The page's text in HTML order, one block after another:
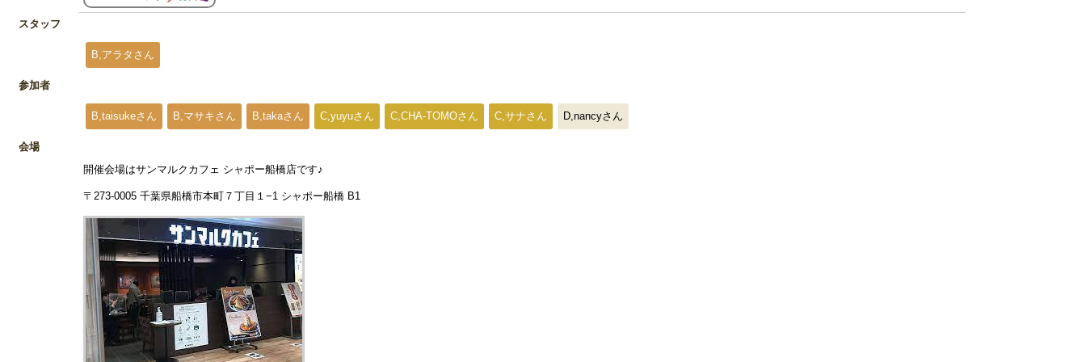
スタッフ
B,アラタさん
参加者
B,taisukeさん B,マサキさん B,takaさん C,yuyuさん C,CHA-TOMOさん C,サナさん D,nancyさん
会場
開催会場はサンマルクカフェ シャポー船橋店です♪
〒273-0005 千葉県船橋市本町７丁目１−1 シャポー船橋 B1